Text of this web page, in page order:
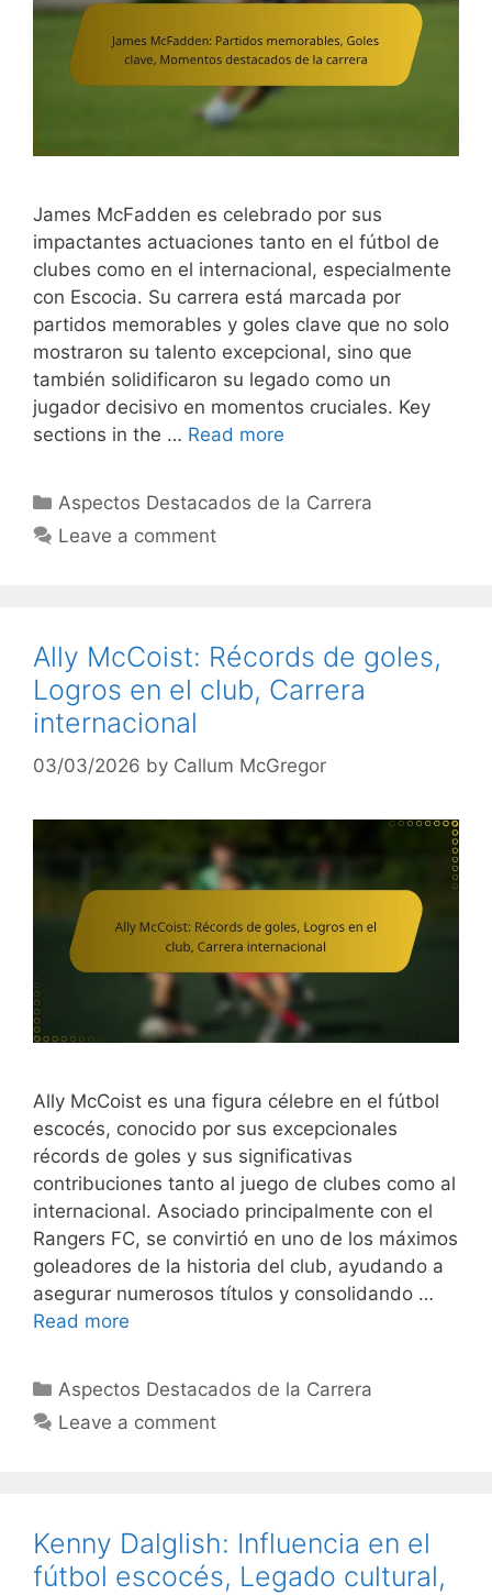
James McFadden es celebrado por sus
impactantes actuaciones tanto en el fútbol de
clubes como en el internacional, especialmente
con Escocia. Su carrera está marcada por
partidos memorables y goles clave que no solo
mostraron su talento excepcional, sino que
también solidificaron su legado como un
jugador decisivo en momentos cruciales. Key
sections in the … Read more
Categories
Aspectos Destacados de la Carrera
Leave a comment
Ally McCoist: Récords de goles,
Logros en el club, Carrera
internacional
03/03/2026 by Callum McGregor
Ally McCoist es una figura célebre en el fútbol
escocés, conocido por sus excepcionales
récords de goles y sus significativas
contribuciones tanto al juego de clubes como al
internacional. Asociado principalmente con el
Rangers FC, se convirtió en uno de los máximos
goleadores de la historia del club, ayudando a
asegurar numerosos títulos y consolidando …
Read more
Categories
Aspectos Destacados de la Carrera
Leave a comment
Kenny Dalglish: Influencia en el
fútbol escocés, Legado cultural,